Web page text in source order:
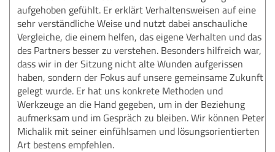
aufgehoben gefühlt. Er erklärt Verhaltensweisen auf eine
sehr verständliche Weise und nutzt dabei anschauliche
Vergleiche, die einem helfen, das eigene Verhalten und das
des Partners besser zu verstehen. Besonders hilfreich war,
dass wir in der Sitzung nicht alte Wunden aufgerissen
haben, sondern der Fokus auf unsere gemeinsame Zukunft
gelegt wurde. Er hat uns konkrete Methoden und
Werkzeuge an die Hand gegeben, um in der Beziehung
aufmerksam und im Gespräch zu bleiben. Wir können Peter
Michalik mit seiner einfühlsamen und lösungsorientierten
Art bestens empfehlen.